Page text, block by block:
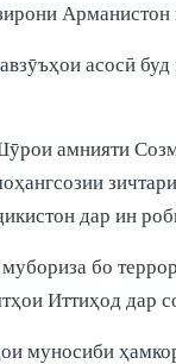
асосӣ
амнияти
дар ин
бо
Иттиҳод дар
муносиби